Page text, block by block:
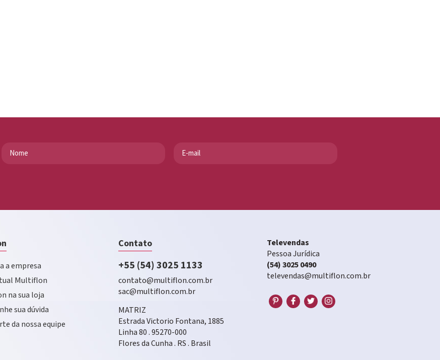
a empresa
Multiflon
na sua loja
sua dúvida
da nossa equipe
Contato
+55 (54) 3025 1133
contato@multiflon.com.br
sac@multiflon.com.br
MATRIZ
Estrada Victorio Fontana, 1885
Linha 80 . 95270-000
Flores da Cunha . RS . Brasil
Televendas
Pessoa Jurídica
(54) 3025 0490
televendas@multiflon.com.br